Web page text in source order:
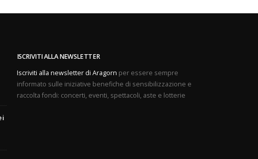
Iscriviti alla newsletter di Aragornper essere sempre
informato sulle iniziative benefiche di sensibilizzazione e